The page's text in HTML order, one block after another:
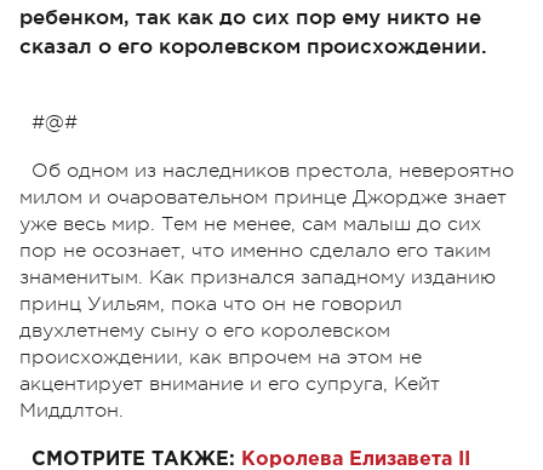
ребенком, так как до сих пор ему никто не
сказал о его королевском происхождении.
#@#
Об одном из наследников престола, невероятно
милом и очаровательном принце Джордже знает
уже весь мир. Тем не менее, сам малыш до сих
пор не осознает, что именно сделало его таким
знаменитым. Как признался западному изданию
принц Уильям, пока что он не говорил
двухлетнему сыну о его королевском
происхождении, как впрочем на этом не
акцентирует внимание и его супруга, Кейт
Миддлтон.
СМОТРИТЕ ТАКЖЕ: Королева Елизавета II